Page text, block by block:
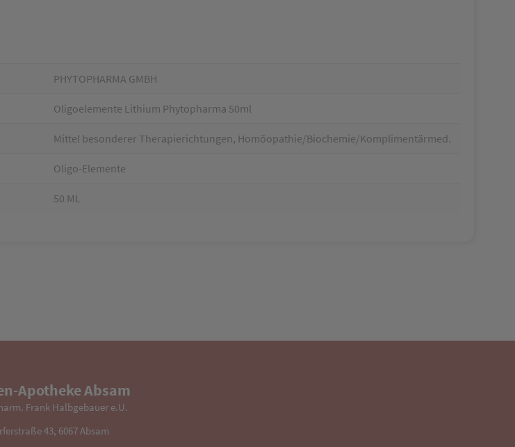
PHYTOPHARMA GMBH
Oligoelemente Lithium Phytopharma 50ml
Mittel besonderer Therapierichtungen, Homöopathie/Biochemie/Komplimentärmed.
Oligo-Elemente
50 ML
Apotheke Absam
Frank Halbgebauer e.U.
43, 6067 Absam